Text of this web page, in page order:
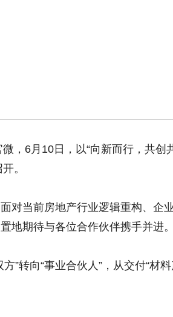
，6月10日，以“向新而行，共创
。
对当前房地产行业逻辑重构、企
地期待与各位合作伙伴携手并进。
”转向“事业合伙人”，从交付“材